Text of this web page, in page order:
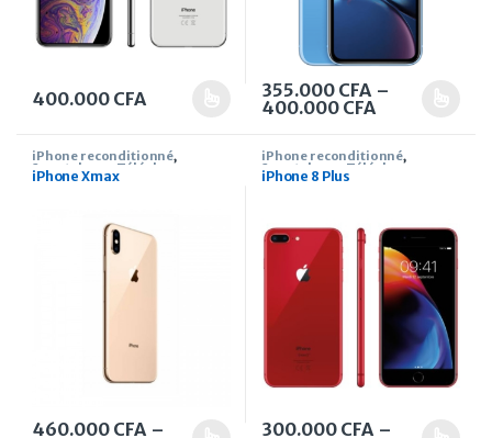
400.000 CFA
Ce produit a plusieurs variations. Les options peuvent
355.000 CFA –
400.000 CFAPlage de prix
Ce produit a plusieurs
iPhone reconditionné,
Smartphone Téléphone
iPhone Xmax
460.000 CFA –
iPhone reconditionné,
Smartphone Téléphone
iPhone 8 Plus
300.000 CFA –